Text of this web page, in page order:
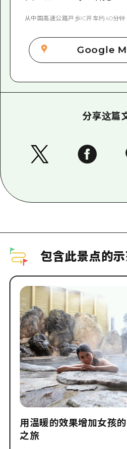
从中国高速公路戸乡IC开车约40分钟
Google
分享这篇
包含此景点的
用温暖的效果增加女孩
之旅